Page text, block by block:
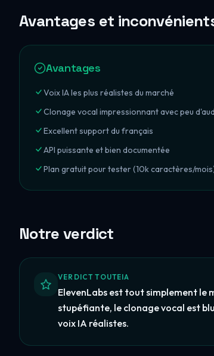
Avantages et
Avantages
Voix IA les plus réalistes du marché
Clonage vocal impressionnant avec peu
Excellent support du français
API puissante et bien documentée
Plan gratuit pour tester (10k caractères/
Notre verdict
VERDICT TOUTEIA
ElevenLabs est tout simplement le
stupéfiante, le clonage vocal est
voix IA réalistes.